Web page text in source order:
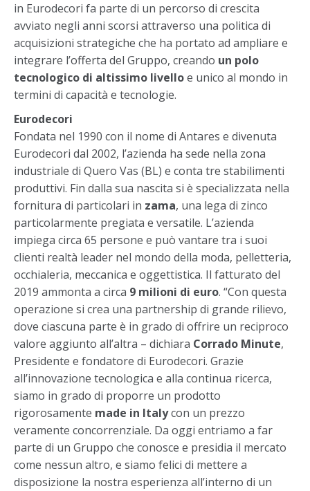
in Eurodecori fa parte di un percorso di crescita
avviato negli anni scorsi attraverso una politica di
acquisizioni strategiche che ha portato ad ampliare e
integrare l’offerta del Gruppo, creando un polo
tecnologico di altissimo livelloe unico al mondo in
termini di capacità e tecnologie.
Eurodecori
Fondata nel 1990 con il nome di Antares e divenuta
Eurodecori dal 2002, l’azienda ha sede nella zona
industriale di Quero Vas (BL) e conta tre stabilimenti
produttivi. Fin dalla sua nascita si è specializzata nella
fornitura di particolari in zama, una lega di zinco
particolarmente pregiata e versatile. L’azienda
impiega circa 65 persone e può vantare tra i suoi
clienti realtà leader nel mondo della moda, pelletteria,
occhialeria, meccanica e oggettistica. Il fatturato del
2019 ammonta a circa 9 milioni di euro. “Con questa
operazione si crea una partnership di grande rilievo,
dove ciascuna parte è in grado di offrire un reciproco
valore aggiunto all’altra – dichiara Corrado Minute,
Presidente e fondatore di Eurodecori. Grazie
all’innovazione tecnologica e alla continua ricerca,
siamo in grado di proporre un prodotto
rigorosamente made in Italycon un prezzo
veramente concorrenziale. Da oggi entriamo a far
parte di un Gruppo che conosce e presidia il mercato
come nessun altro, e siamo felici di mettere a
disposizione la nostra esperienza all’interno di un